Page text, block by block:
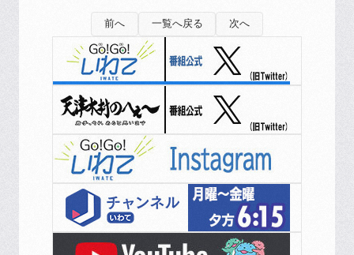
前へ 一覧へ戻る 次へ